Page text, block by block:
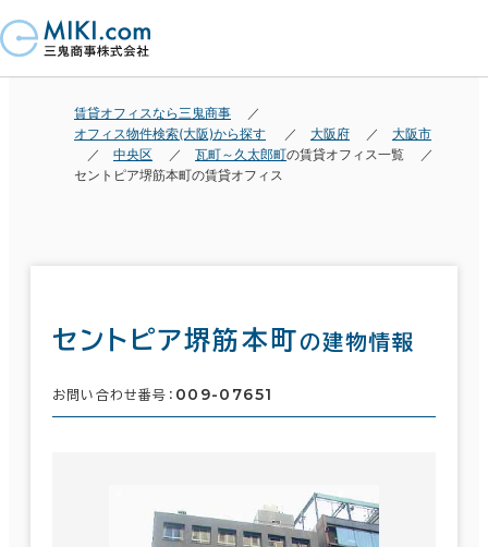
賃貸オフィスなら三鬼商事
オフィス物件検索(大阪)から探す
大阪府
大阪市
中央区
瓦町～久太郎町の賃貸オフィス一覧
セントピア堺筋本町の賃貸オフィス
セントピア堺筋本町の建物情報
お問い合わせ番号： 009-07651